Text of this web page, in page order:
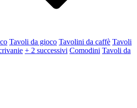
Tavoli da gioco Tavolini da caffè Tavoli
+ 2 successivi Comodini Tavoli da